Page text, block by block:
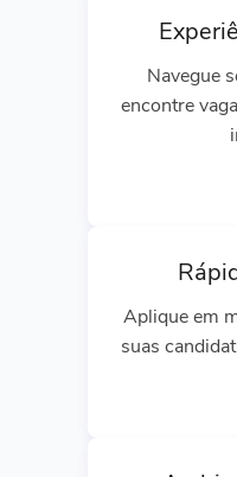
Navegue
encontre
Aplique em
suas